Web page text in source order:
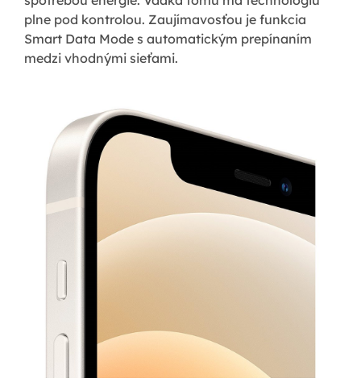
plne pod kontrolou. Zaujímavosťou je funkcia
Smart Data Mode s automatickým prepínaním
medzi vhodnými sieťami.